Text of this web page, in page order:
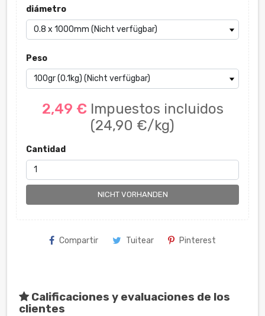
diámetro
Peso
2,49 € Impuestos incluidos
(24,90 €/kg)
Cantidad
NICHT VORHANDEN
Compartir Tuitear Pinterest
Calificaciones y evaluaciones de los
clientes